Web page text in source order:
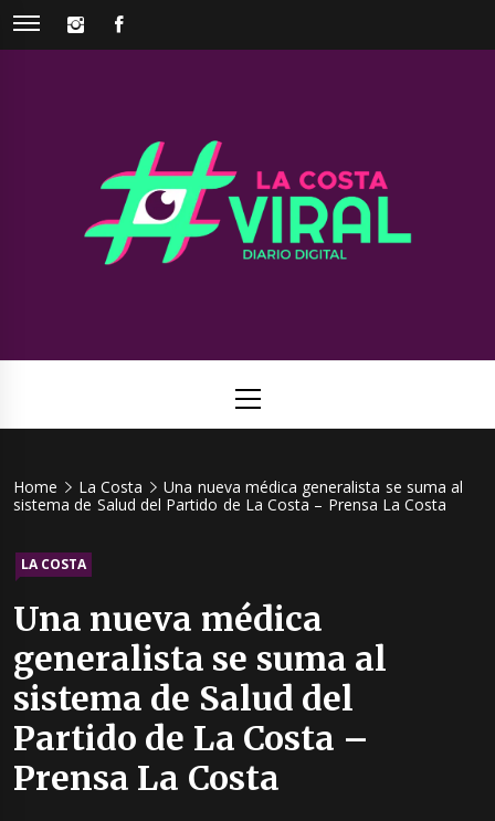
Skip
INSTAGRAM
Viral
Menu
Home La Costa
Una nueva médica generalista se suma al
sistema de Salud del Partido de La Costa – Prensa La Costa
LA COSTA
Una nueva médica
generalista se suma al
sistema de Salud del
Partido de La Costa –
Prensa La Costa